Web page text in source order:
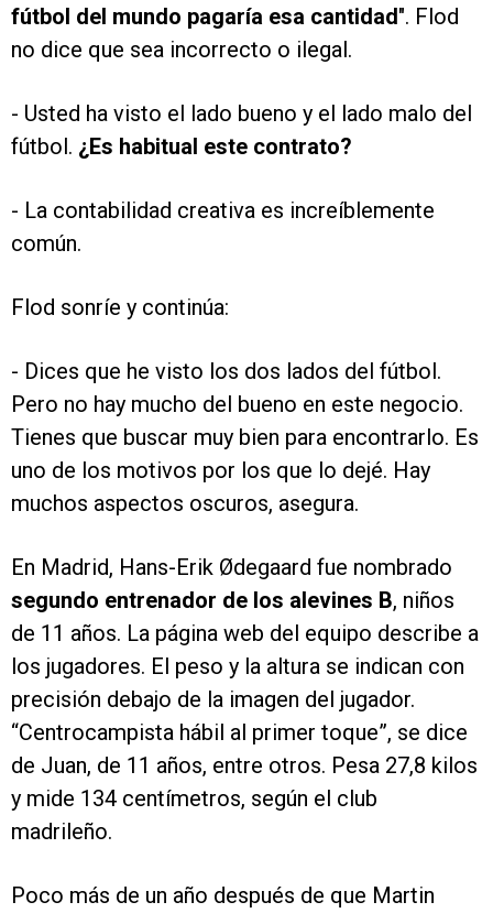
fútbol del mundo pagaría esa cantidad". Flod
no dice que sea incorrecto o ilegal.
- Usted ha visto el lado bueno y el lado malo del
fútbol. ¿Es habitual este contrato?
- La contabilidad creativa es increíblemente
común.
Flod sonríe y continúa:
- Dices que he visto los dos lados del fútbol.
Pero no hay mucho del bueno en este negocio.
Tienes que buscar muy bien para encontrarlo. Es
uno de los motivos por los que lo dejé. Hay
muchos aspectos oscuros, asegura.
En Madrid, Hans-Erik Ødegaard fue nombrado
segundo entrenador de los alevines B, niños
de 11 años. La página web del equipo describe a
los jugadores. El peso y la altura se indican con
precisión debajo de la imagen del jugador.
“Centrocampista hábil al primer toque”, se dice
de Juan, de 11 años, entre otros. Pesa 27,8 kilos
y mide 134 centímetros, según el club
madrileño.
Poco más de un año después de que Martin